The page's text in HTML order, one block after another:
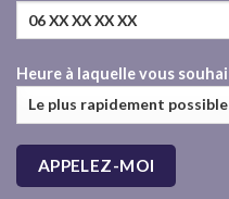
Heure à laquelle vous